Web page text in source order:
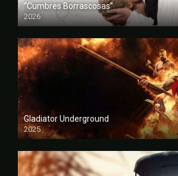
“Cumbres Borrascosas”
2026
FULL HD
Gladiator Underground
2025
FULL HD